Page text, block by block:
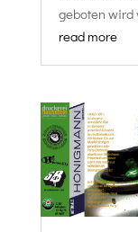
geboten wird
read more